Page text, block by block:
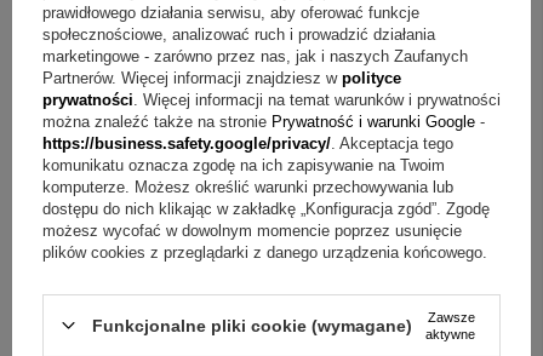
Chrzcie.
magiczny kubek ceramiczny (zmieniający kolor)
dowolny nadruk na kubku
FAQ o kubku zmieniającym kolor
Pytanie: Jak działa efekt ujawniania pytania?Odpowiedź:
Napis jest widoczny dopiero po nalaniu wrzątku, ponieważ
Pytanie: Jak spersonalizować projekt?Odpowiedź:
prawidłowego działania serwisu, aby oferować funkcje
społecznościowe, analizować ruch i prowadzić działania
marketingowe - zarówno przez nas, jak i naszych Zaufanych
Partnerów. Więcej informacji znajdziesz w polityce
prywatności . Więcej informacji na temat warunków i prywatności
można znaleźć także na stronie Prywatność i warunki Google -
https://business.safety.google/privacy/ . Akceptacja tego
komunikatu oznacza zgodę na ich zapisywanie na Twoim
komputerze. Możesz określić warunki przechowywania lub
dostępu do nich klikając w zakładkę „Konfiguracja zgód”. Zgodę
możesz wycofać w dowolnym momencie poprzez usunięcie
plików cookies z przeglądarki z danego urządzenia końcowego.
Funkcjonalne pliki cookie (wymagane)
Zawsze
aktywne